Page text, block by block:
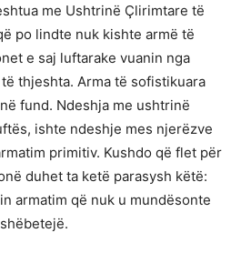
me Ushtrinë Çlirimtare të
po lindte nuk kishte armë të
e saj luftarake vuanin nga
thjeshta. Arma të sofistikuara
fund. Ndeshja me ushtrinë
ishte ndeshje mes njerëzve
primitiv. Kushdo që flet për
duhet ta ketë parasysh këtë:
armatim që nuk u mundësonte